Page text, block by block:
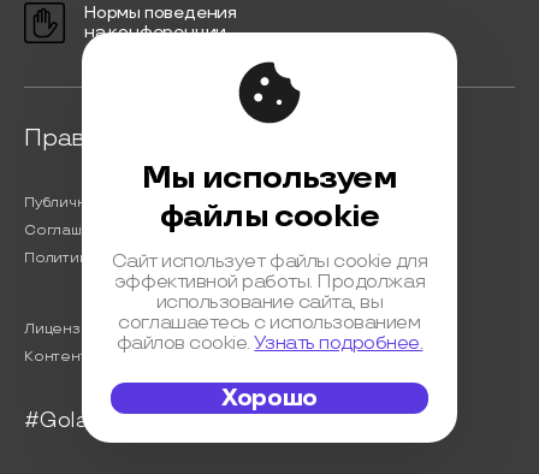
Нормы поведения
на конференции
Правовая информация
Публичная оферта
Соглашение на обработку персональных данных
Политика обработки персональных данных
Лицензионный договор с Автором
Контентная политика конференции
#Golangconf2024
Мы используем
файлы cookie
Сайт использует файлы cookie для
эффективной работы. Продолжая
использование сайта, вы
соглашаетесь с использованием
файлов cookie.Узнать подробнее.
Хорошо